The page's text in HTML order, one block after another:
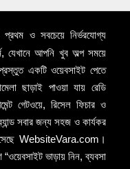
প্রথম ও সবচেয়ে নির্ভরযোগ্য
যেখানে আপনি খুব অল্প সময়ে
একটি ওয়েবসাইট পেতে
ছাড়াই পাওয়া যায় রেডি
গেটওয়ে, রিসেল ফিচার ও
সবার জন্য সহজ ও কার্যকর
WebsiteVara.com।
ভাড়ায় নিন, ব্যবসা